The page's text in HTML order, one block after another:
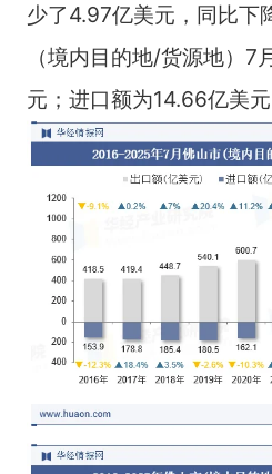
少了4.97亿美元，同比下
（境内目的地/货源地）
元；进口额为14.66亿美元